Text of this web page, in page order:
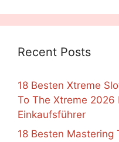
Recent Posts
18 Besten Xtreme
To The Xtreme 2026
Einkaufsführer
18 Besten Mastering